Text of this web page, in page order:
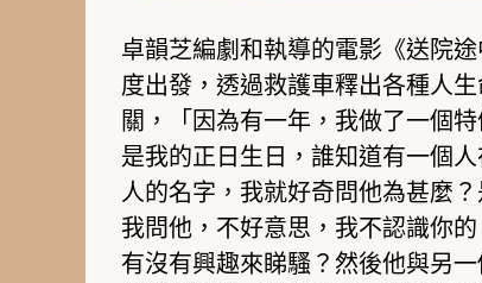
卓韻芝編劇和執導的電影《送院
度出發，透過救護車釋出各種人
關，「因為有一年，我做了一個
是我的正日生日，誰知道有一個
人的名字，我就好奇問他為甚麼
我問他，不好意思，我不認識你
有沒有興趣來睇騷？然後他與另